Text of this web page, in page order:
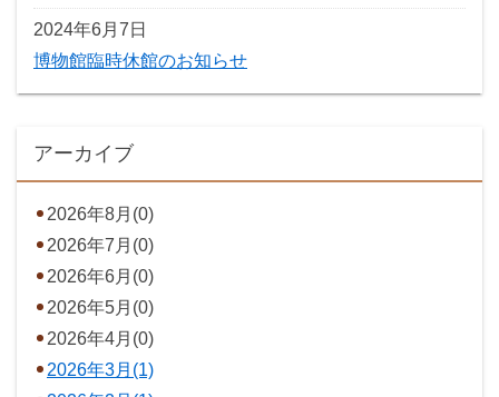
2024年6月7日
博物館臨時休館のお知らせ
アーカイブ
2026年8月(0)
2026年7月(0)
2026年6月(0)
2026年5月(0)
2026年4月(0)
2026年3月(1)